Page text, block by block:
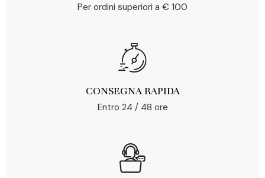
Per ordini superiori a € 100
CONSEGNA RAPIDA
Entro 24 / 48 ore